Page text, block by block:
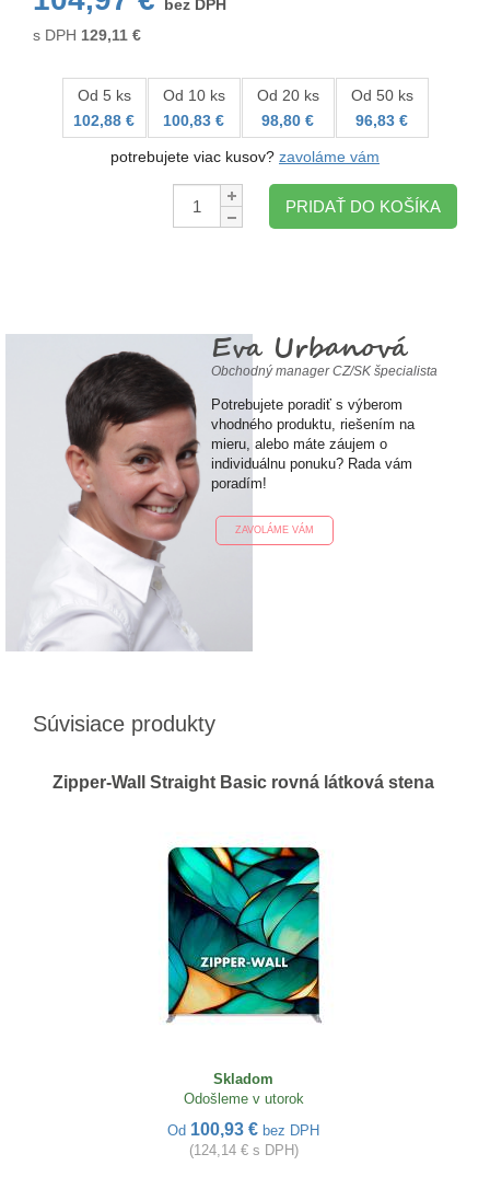
bez DPH
s DPH 129,11 €
Od 5 ks
102,88 €
Od 10 ks
100,83 €
Od 20 ks
98,80 €
Od 50 ks
96,83 €
potrebujete viac kusov? zavoláme vám
Množstvo:
PRIDAŤ DO KOŠÍKA
Eva Urbanová
Obchodný manager CZ/SK špecialista
Potrebujete poradiť s výberom
vhodného produktu, riešením na
mieru, alebo máte záujem o
individuálnu ponuku? Rada vám
poradím!
ZAVOLÁME VÁM
Súvisiace produkty
Zipper-Wall Straight Basic rovná látková stena
Skladom
Odošleme v utorok
Od 100,93 € bez DPH
(124,14 € s DPH)